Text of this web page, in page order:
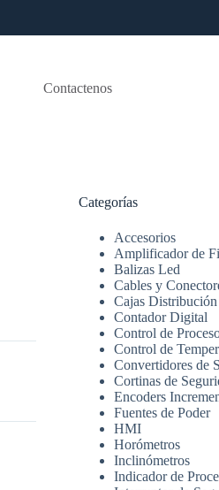
Contactenos
Categorías
Accesorios
Amplificador de
Balizas Led
Cables y
Cajas Distribución
Contador Digital
Control de
Control de
Convertidores de
Cortinas de
Encoders
Fuentes de Poder
HMI
Horómetros
Inclinómetros
Indicador de